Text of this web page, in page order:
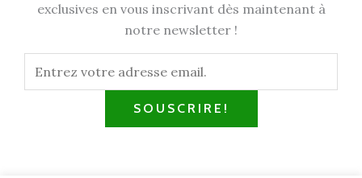
exclusives en vous inscrivant dès maintenant à
notre newsletter !
SOUSCRIRE!